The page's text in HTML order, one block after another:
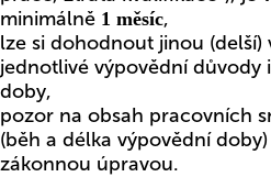
minimálně 1 měsíc,
lze si dohodnout jinou
jednotlivé výpovědní důvody
doby,
pozor na obsah pracovních
(běh a délka výpovědní
zákonnou úpravou.